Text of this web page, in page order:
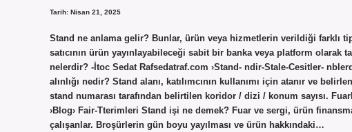
Tarih: Nisan 21, 2025
Stand ne anlama gelir? Bunlar, ürün veya hizmetlerin verildiği farklı
satıcının ürün yayınlayabileceği sabit bir banka veya platform
nelerdir? -İtoc Sedat Rafsedatraf.com ›Stand- ndir-Stale-Cesitler-
alınlığı nedir? Stand alanı, katılımcının kullanımı için atanır ve
stand numarası tarafından belirtilen koridor / dizi / konum sayısı.
›Blog› Fair-Tterimleri Stand işi ne demek? Fuar ve sergi, ürün
çalışanlar. Broşürlerin gün boyu yayılması ve ürün hakkındaki…